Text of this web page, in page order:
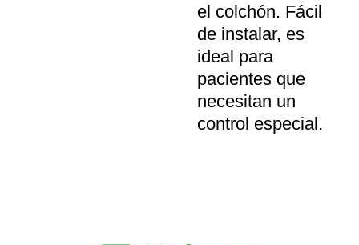
el colchón. Fácil
de instalar, es
ideal para
pacientes que
necesitan un
control especial.